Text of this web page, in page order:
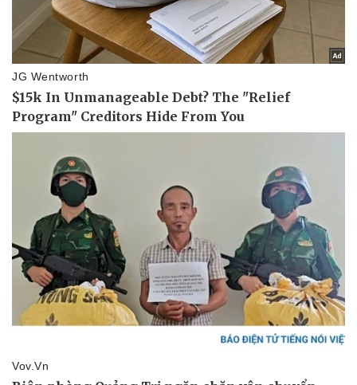
Vụ án
Tin nóng
Tư vấn luật
Vũ khí
Việt Nam
Phân tích